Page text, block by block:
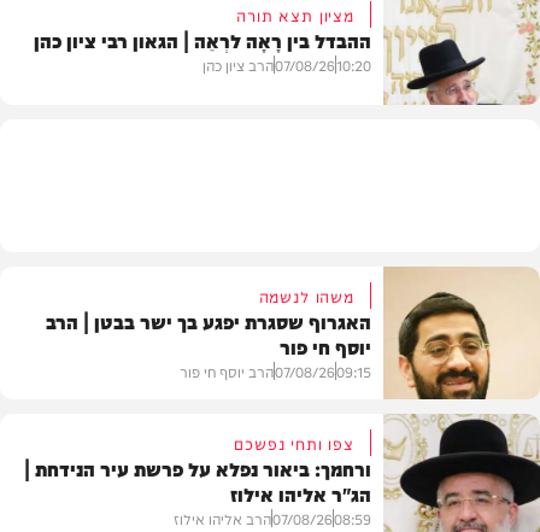
בעולם
מציון תצא תורה
ההבדל בין רָאָה לרְאֵה | הגאון רבי ציון כהן
10:20
07/08/26הרב ציון כהן
וידאו
משהו לנשמה
האגרוף שסגרת יפגע בך ישר בבטן | הרב
יוסף חי פור
09:15
07/08/26הרב יוסף חי פור
צפו ותחי נפשכם
ורחמך: ביאור נפלא על פרשת עיר הנידחת |
הג"ר אליהו אילוז
08:59
07/08/26הרב אליהו אילוז